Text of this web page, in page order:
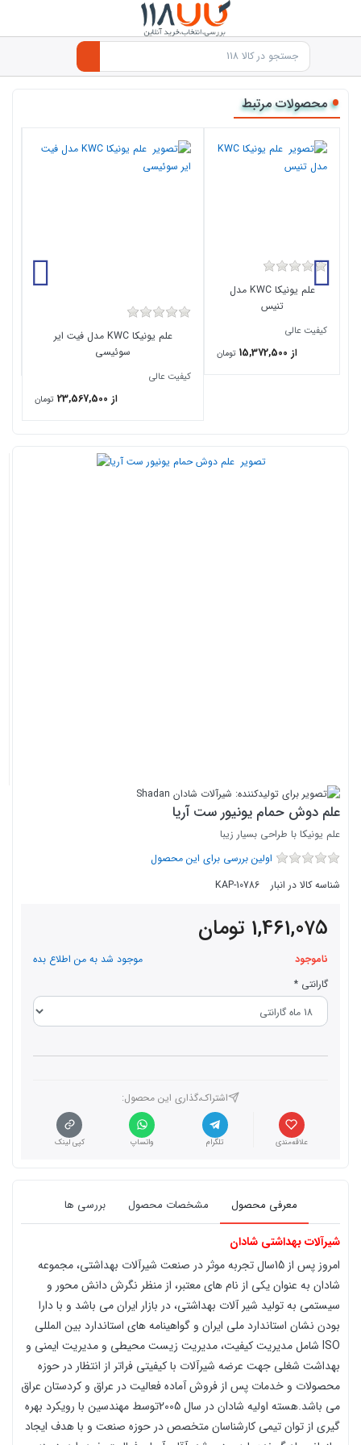
محصولات مرتبط
علم یونیکا KWC مدل
تنیس
کیفیت عالی
از 15,372,500 تومان
علم یونیکا KWC مدل فیت ایر
سوئیسی
کیفیت عالی
از 23,567,500 تومان
علم دوش حمام یونیور ست آریا
علم یونیکا با طراحی بسیار زیبا
اولین بررسی برای این محصول
شناسه کالا در انبار
KAP-10786
1,461,075 تومان
ناموجود
موجود شد به من اطلاع بده
گارانتی
اشتراک،گذاری این محصول‌:
علاقه‌مندی تلگرام واتساپ کپی لینک
معرفی محصول مشخصات محصول بررسی ها
شیرآلات بهداشتی شادان
امروز پس از 15سال تجربه موثر در صنعت شیرآلات بهداشتی، مجموعه
شادان به عنوان یکی از نام های معتبر، از منظر نگرش دانش محور و
سیستمی به تولید شیر آلات بهداشتی، در بازار ایران می باشد و با دارا
بودن نشان استاندارد ملی ایران و گواهینامه های استاندارد بین المللی
ISO شامل مدیریت کیفیت، مدیریت زیست محیطی و مدیریت ایمنی و
بهداشت شغلی جهت عرضه شیرآلات با کیفیتی فراتر از انتظار در حوزه
محصولات و خدمات پس از فروش آماده فعالیت در عراق و کردستان عراق
می باشد.هسته اولیه شادان در سال 2005توسط مهندسین با رویکرد بهره
گیری از توان تیمی کارشناسان متخصص در حوزه صنعت و با هدف ایجاد